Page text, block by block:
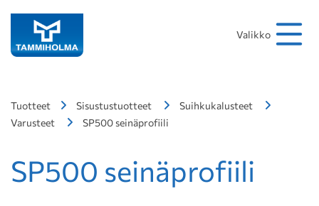
Valikko
Tuotteet Sisustustuotteet
Suihkukalusteet
Varusteet
SP500 seinäprofiili
SP500 seinäprofiili